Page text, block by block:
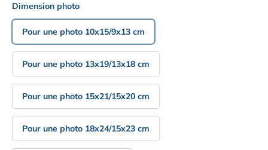
Dimension photo
Pour une photo 10x15/9x13 cm
Pour une photo 13x19/13x18 cm
Pour une photo 15x21/15x20 cm
Pour une photo 18x24/15x23 cm